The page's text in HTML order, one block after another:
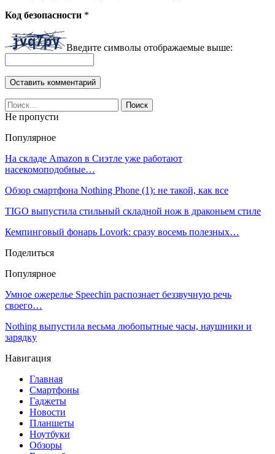
Код безопасности *
Введите символы отображаемые выше:
Не пропусти
Популярное
На складе Amazon в Сиэтле уже работают
насекомоподобные…
Обзор смартфона Nothing Phone (1): не такой, как все
TIGO выпустила стильный складной нож в драконьем стиле
Кемпинговый фонарь Lovork: сразу восемь полезных…
Поделиться
Популярное
Умное ожерелье Speechin распознает беззвучную речь
своего…
Nothing выпустила весьма любопытные часы, наушники и
зарядку
Навигация
Главная
Смартфоны
Гаджеты
Новости
Планшеты
Ноутбуки
Обзоры